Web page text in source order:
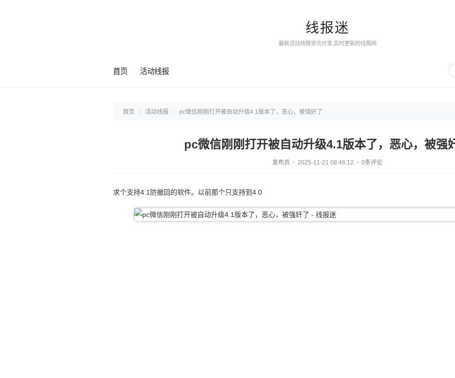
线报迷
最新活动线报资讯分享,实时更新的线报网
首页 活动线报
首页 活动线报 pc微信刚刚打开被自动升级4.1版本了，恶心，被强奸了
pc微信刚刚打开被自动升级4.1版本了，恶心，被强
发布员 2025-11-21 08:46:12 0条评论
求个支持4.1防撤回的软件。以前那个只支持到4.0